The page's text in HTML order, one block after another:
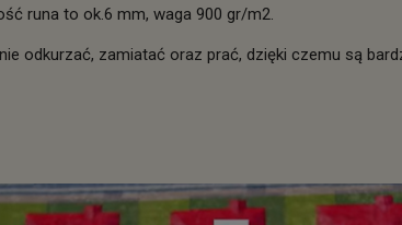
runa to ok.6 mm, waga 900 gr/m2.
odkurzać, zamiatać oraz prać, dzięki czemu są